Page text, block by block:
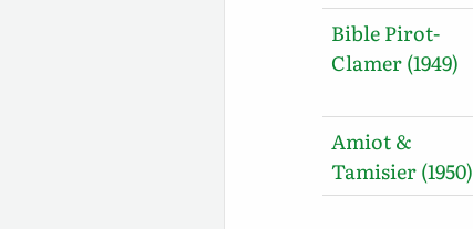
Bible Pirot-
Clamer (1949)
Amiot &
Tamisier (1950)